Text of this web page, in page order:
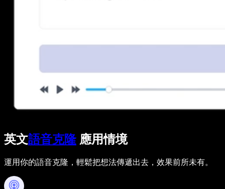
英文語音克隆 應用情境
運用你的語音克隆，輕鬆把想法傳遞出去，效果前所未有。